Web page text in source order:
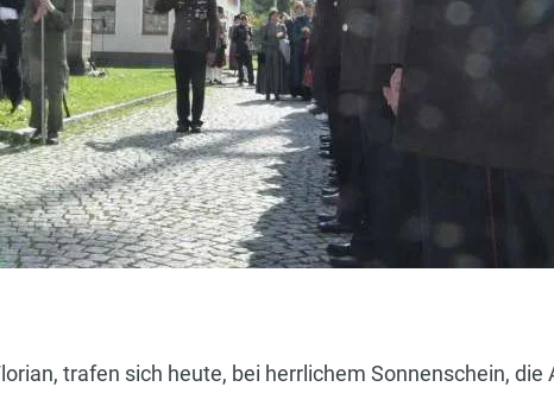
trafen sich heute, bei herrlichem Sonnenschein, die